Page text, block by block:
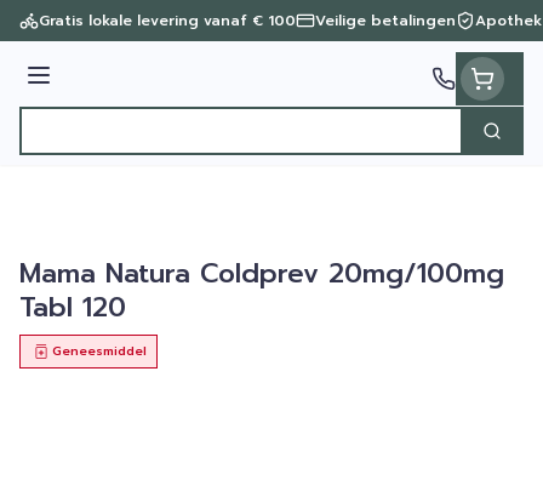
Ga naar de inhoud
Gratis lokale levering vanaf € 100 Veilige betalingen
Menu
Zoek
Mama Natura Coldprev 20mg/100mg
Tabl 120
Geneesmiddel